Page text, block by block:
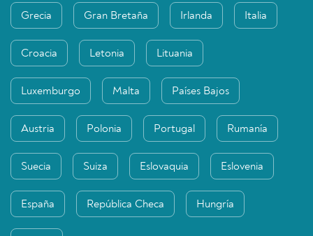
Grecia Gran Bretaña Irlanda Italia
Croacia Letonia Lituania
Luxemburgo Malta Países Bajos
Austria Polonia Portugal Rumanía
Suecia Suiza Eslovaquia Eslovenia
España República Checa Hungría